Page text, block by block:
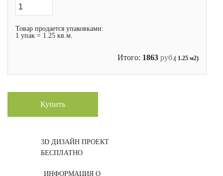
Товар продается упаковками:
1 упак = 1.25 кв.м.
Итого: 1863 руб.( 1.25 м2)
Купить
3D ДИЗАЙН ПРОЕКТ
БЕСПЛАТНО
ИНФОРМАЦИЯ О